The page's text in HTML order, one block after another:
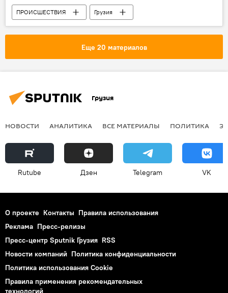
ПРОИСШЕСТВИЯ
Грузия
НОВОСТИ
Еще 20 материалов
Грузия
НОВОСТИ АНАЛИТИКА ВСЕ МАТЕРИАЛЫ ПОЛИТИКА
Rutube Дзен Telegram VK
О проекте Контакты Правила использования
Реклама Пресс-релизы
Пресс-центр Sputnik Грузия RSS
Новости компаний Политика конфиденциальности
Политика использования Cookie
Правила применения рекомендательных
технологий